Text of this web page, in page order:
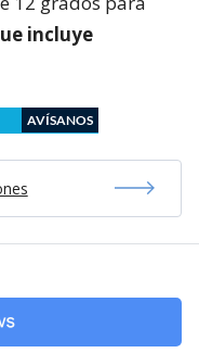
incluye
AVÍSANOS